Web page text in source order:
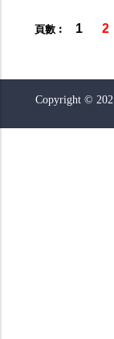
頁數︰ 1 2
Copyright ©